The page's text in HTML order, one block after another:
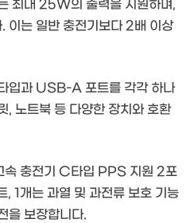
최대 25W의 출력을 지원하며,
이는 일반 충전기보다 2배 이상
입과 USB-A 포트를 각각 하나
, 노트북 등 다양한 장치와 호환
충전기 C타입 PPS 지원 2포
개는 과열 및 과전류 보호 기능
을 보장합니다.